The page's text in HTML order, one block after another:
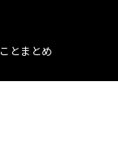
とまとめ